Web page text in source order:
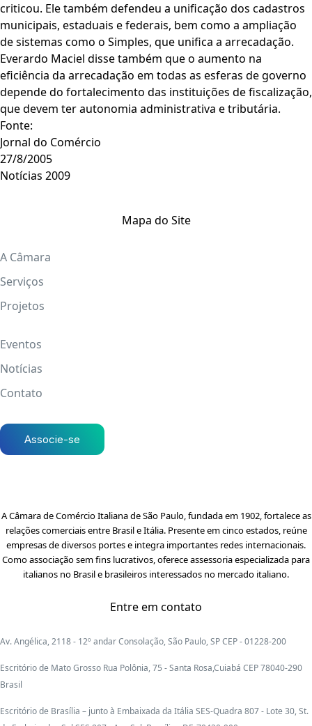
criticou. Ele também defendeu a unificação dos cadastros
municipais, estaduais e federais, bem como a ampliação
de sistemas como o Simples, que unifica a arrecadação.
Everardo Maciel disse também que o aumento na
eficiência da arrecadação em todas as esferas de governo
depende do fortalecimento das instituições de fiscalização,
que devem ter autonomia administrativa e tributária.
Fonte:
Jornal do Comércio
27/8/2005
Notícias 2009
Mapa do Site
A Câmara
Serviços
Projetos
Eventos
Notícias
Contato
Associe-se
A Câmara de Comércio Italiana de São Paulo, fundada em 1902, fortalece as
relações comerciais entre Brasil e Itália. Presente em cinco estados, reúne
empresas de diversos portes e integra importantes redes internacionais.
Como associação sem fins lucrativos, oferece assessoria especializada para
italianos no Brasil e brasileiros interessados no mercado italiano.
Entre em contato
Av. Angélica, 2118 - 12º andar Consolação, São Paulo, SP CEP - 01228-200
Escritório de Mato Grosso Rua Polônia, 75 - Santa Rosa,Cuiabá CEP 78040-290
Brasil
Escritório de Brasília – junto à Embaixada da Itália SES-Quadra 807 - Lote 30, St.